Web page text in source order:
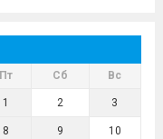
Пт Сб Вс
1 2 3
8 9 10